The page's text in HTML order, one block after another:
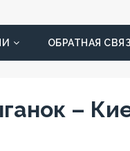
ОБРАТНАЯ
–